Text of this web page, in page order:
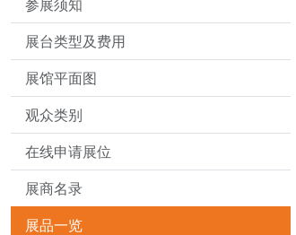
参展须知
展台类型及费用
展馆平面图
观众类别
在线申请展位
展商名录
展品一览